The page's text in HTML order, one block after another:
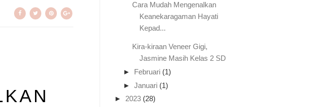
Cara Mudah Mengenalkan
Keanekaragaman Hayati
Kepad...
Kira-kiraan Veneer Gigi,
Jasmine Masih Kelas 2 SD
► Februari (1)
► Januari (1)
► 2023 (28)